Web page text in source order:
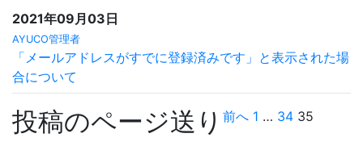
2021年09月03日
AYUCO管理者
「メールアドレスがすでに登録済みです」と表示された場
合について
投稿のページ送り 前へ 1 … 34 35